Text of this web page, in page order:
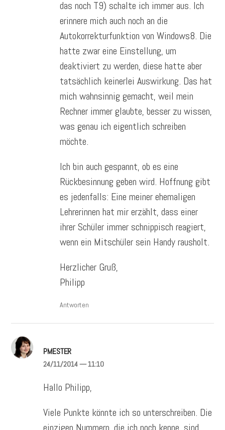
das noch T9) schalte ich immer aus. Ich
erinnere mich auch noch an die
Autokorrekturfunktion von Windows8. Die
hatte zwar eine Einstellung, um
deaktiviert zu werden, diese hatte aber
tatsächlich keinerlei Auswirkung. Das hat
mich wahnsinnig gemacht, weil mein
Rechner immer glaubte, besser zu wissen,
was genau ich eigentlich schreiben
möchte.
Ich bin auch gespannt, ob es eine
Rückbesinnung geben wird. Hoffnung gibt
es jedenfalls: Eine meiner ehemaligen
Lehrerinnen hat mir erzählt, dass einer
ihrer Schüler immer schnippisch reagiert,
wenn ein Mitschüler sein Handy rausholt.
Herzlicher Gruß,
Philipp
Antworten
PMESTER
24/11/2014— 11:10
Hallo Philipp,
Viele Punkte könnte ich so unterschreiben. Die